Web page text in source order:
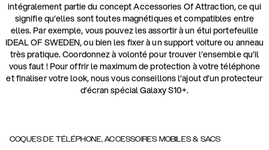
intégralement partie du concept Accessories Of Attraction, ce qui
signifie qu’elles sont toutes magnétiques et compatibles entre
elles. Par exemple, vous pouvez les assortir à un étui portefeuille
IDEAL OF SWEDEN, ou bien les fixer à un support voiture ou anneau
très pratique. Coordonnez à volonté pour trouver l’ensemble qu’il
vous faut ! Pour offrir le maximum de protection à votre téléphone
et finaliser votre look, nous vous conseillons l’ajout d’un protecteur
d’écran spécial Galaxy S10+.
COQUES DE TÉLÉPHONE, ACCESSOIRES MOBILES & SACS